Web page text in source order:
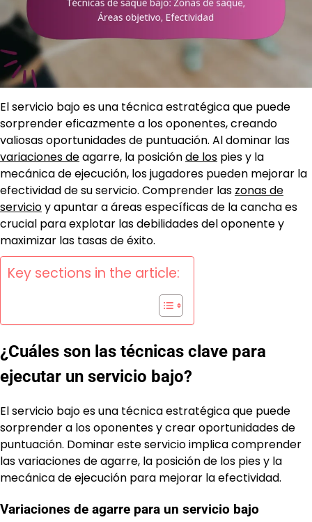
El servicio bajo es una técnica estratégica que puede
sorprender eficazmente a los oponentes, creando
valiosas oportunidades de puntuación. Al dominar las
variaciones deagarre, la posiciónde los pies y la
mecánica de ejecución, los jugadores pueden mejorar la
efectividad de su servicio. Comprender las zonas de
servicioy apuntar a áreas específicas de la cancha es
crucial para explotar las debilidades del oponente y
maximizar las tasas de éxito.
Key sections in the article:
¿Cuáles son las técnicas clave para
ejecutar un servicio bajo?
El servicio bajo es una técnica estratégica que puede
sorprender a los oponentes y crear oportunidades de
puntuación. Dominar este servicio implica comprender
las variaciones de agarre, la posición de los pies y la
mecánica de ejecución para mejorar la efectividad.
Variaciones de agarre para un servicio bajo